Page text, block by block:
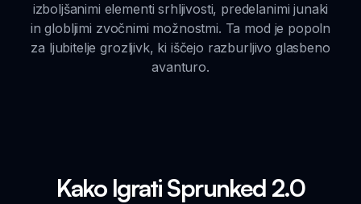
izboljšanimi elementi srhljivosti, predelanimi junaki
in globljimi zvočnimi možnostmi. Ta mod je popoln
za ljubitelje grozljivk, ki iščejo razburljivo glasbeno
avanturo.
Kako Igrati Sprunked 2.0